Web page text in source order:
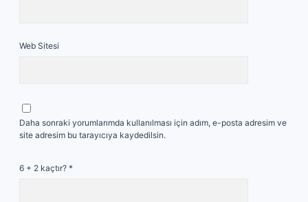
Web Sitesi
Daha sonraki yorumlarımda kullanılması için adım, e-posta adresim ve
site adresim bu tarayıcıya kaydedilsin.
6 + 2 kaçtır? *